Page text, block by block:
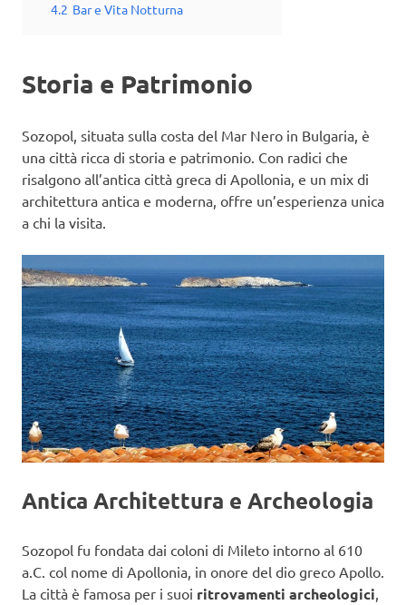
4.2 Bar e Vita Notturna
Storia e Patrimonio
Sozopol, situata sulla costa del Mar Nero in Bulgaria, è
una città ricca di storia e patrimonio. Con radici che
risalgono all’antica città greca di Apollonia, e un mix di
architettura antica e moderna, offre un’esperienza unica
a chi la visita.
Antica Architettura e Archeologia
Sozopol fu fondata dai coloni di Mileto intorno al 610
a.C. col nome di Apollonia, in onore del dio greco Apollo.
La città è famosa per i suoi ritrovamenti archeologici